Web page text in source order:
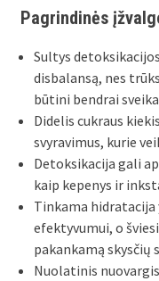
Pagrindinės
Sultys
disbalansą, nes
būtini bendrai
Didelis cukraus
svyravimus, kurie
Detoksikacija gali
kaip kepenys ir
Tinkama hidratacija
efektyvumui, o
pakankamą skysčių
Nuolatinis